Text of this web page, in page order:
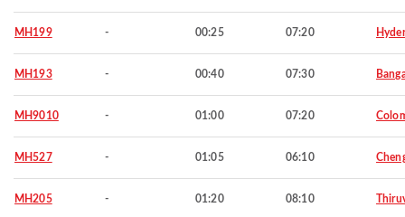
MH199 - 00:25 07:20
MH193 - 00:40 07:30
MH9010 - 01:00 07:20
MH527 - 01:05 06:10
MH205 - 01:20 08:10